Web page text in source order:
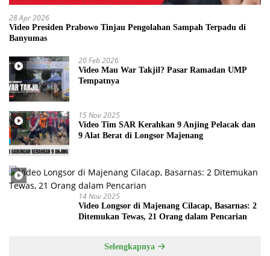
28 Apr 2026
Video Presiden Prabowo Tinjau Pengolahan Sampah Terpadu di
Banyumas
20 Feb 2026
Video Mau War Takjil? Pasar Ramadan UMP
Tempatnya
15 Nov 2025
Video Tim SAR Kerahkan 9 Anjing Pelacak dan
9 Alat Berat di Longsor Majenang
14 Nov 2025
Video Longsor di Majenang Cilacap, Basarnas: 2
Ditemukan Tewas, 21 Orang dalam Pencarian
Selengkapnya